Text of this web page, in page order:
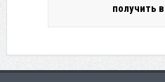
получить